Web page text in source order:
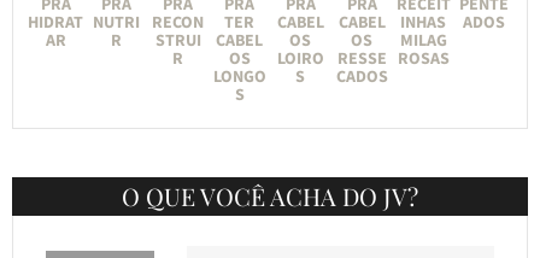
HIDRAT
AR
NUTRI
R
RECON
STRUI
R
TER
CABEL
OS
LONGO
S
CABEL
OS
LOIRO
S
CABEL
OS
RESSE
CADOS
INHAS
MILAG
ROSAS
ADOS
O QUE VOCÊ ACHA DO JV?